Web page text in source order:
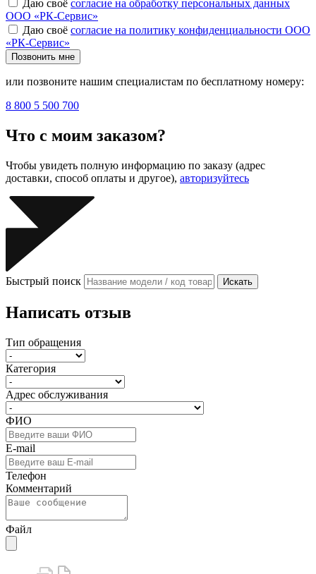
Даю своё согласие на обработку персональных данных
ООО «РК-Сервис»
Даю своё согласие на политику конфиденциальности ООО
«РК-Сервис»
Позвонить мне
или позвоните нашим специалистам по бесплатному номеру:
8 800 5 500 700
Что с моим заказом?
Чтобы увидеть полную информацию по заказу (адрес
доставки, способ оплаты и другое), авторизуйтесь
Быстрый поиск Искать
Написать отзыв
Тип обращения
Категория
Адрес обслуживания
ФИО
E-mail
Телефон
Комментарий
Файл